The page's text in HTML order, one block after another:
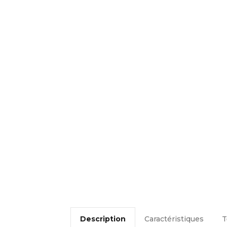
Description Caractéristiques